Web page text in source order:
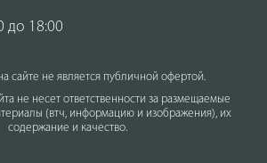
до 18:00
сайте не является публичной офертой.
не несет ответственности за размещаемые
(втч, информацию и изображения), их
содержание и качество.